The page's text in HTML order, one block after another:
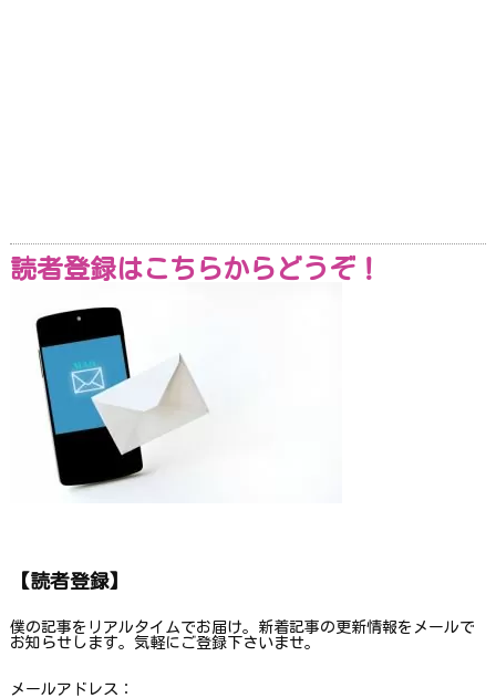
読者登録はこちらからどうぞ！
【読者登録】
僕の記事をリアルタイムでお届け。新着記事の更新情報をメールで
お知らせします。気軽にご登録下さいませ。
メールアドレス：